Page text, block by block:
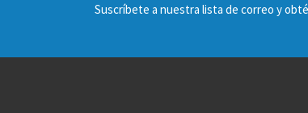
Suscríbete a nuestra lista de correo y